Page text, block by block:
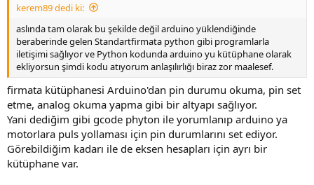
kerem89 dedi ki:
aslında tam olarak bu şekilde değil arduino yüklendiğinde
beraberinde gelen Standartfirmata python gibi programlarla
iletişimi sağlıyor ve Python kodunda arduino yu kütüphane olarak
ekliyorsun şimdi kodu atıyorum anlaşılırlığı biraz zor maalesef.
firmata kütüphanesi Arduino'dan pin durumu okuma, pin set
etme, analog okuma yapma gibi bir altyapı sağlıyor.
Yani dediğim gibi gcode phyton ile yorumlanıp arduino ya
motorlara puls yollaması için pin durumlarını set ediyor.
Görebildiğim kadarı ile de eksen hesapları için ayrı bir
kütüphane var.